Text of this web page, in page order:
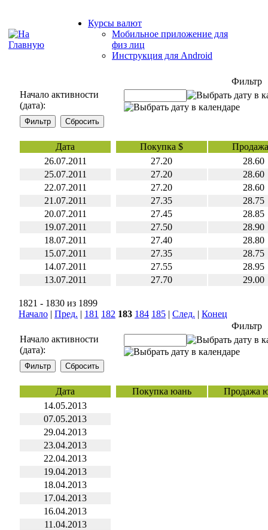
Курсы валют
Мобильное приложение для
физ лиц
Инструкция для Android
Фильтр
Начало активности
(дата):
Дата Покупка $
26.07.2011
27.20
28.60
25.07.2011
27.20
28.60
22.07.2011
27.20
28.60
21.07.2011
27.35
28.75
20.07.2011
27.45
28.85
19.07.2011
27.50
28.90
18.07.2011
27.40
28.80
15.07.2011
27.35
28.75
14.07.2011
27.55
28.95
13.07.2011
27.70 29.00
1821 - 1830 из 1899
Начало | Пред. | 181 182 183 184 185 | След. | Конец
Фильтр
Начало активности
(дата):
Дата Покупка юань
Продажа
14.05.2013
07.05.2013
29.04.2013
23.04.2013
22.04.2013
19.04.2013
18.04.2013
17.04.2013
16.04.2013
11.04.2013